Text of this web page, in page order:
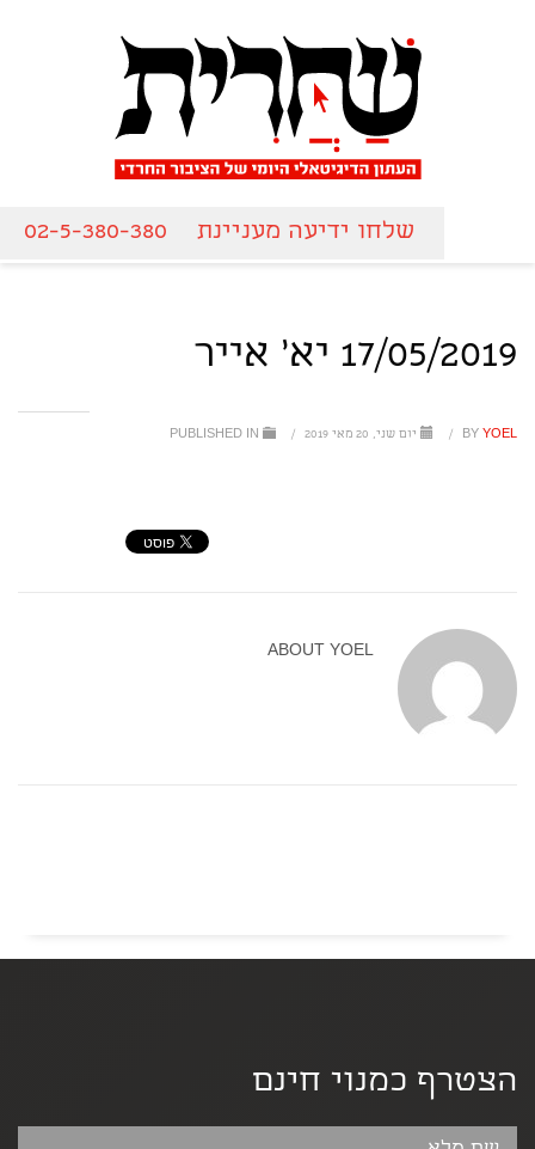
שלחו ידיעה מעניינת 02-5-380-380
17/05/2019 יא' אייר
BY YOEL
/ יום שני, 20 מאי 2019 /
ABOUT YOEL
הצטרף כמנוי חינם